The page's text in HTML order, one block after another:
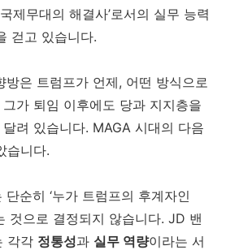
제무대의 해결사’로서의 실무 능력
걷고 있습니다.
방은 트럼프가 언제, 어떤 방식으로
가 퇴임 이후에도 당과 지지층을
려 있습니다. MAGA 시대의 다음
습니다.
순히 ‘누가 트럼프의 후계자인
것으로 결정되지 않습니다. JD 밴
각각 정통성과 실무 역량이라는 서